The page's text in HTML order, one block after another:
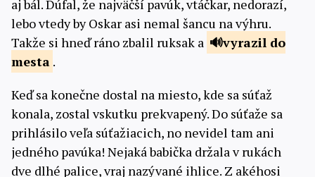
aj bál. Dúfal, že najväčší pavúk, vtáčkar, nedorazí,
lebo vtedy by Oskar asi nemal šancu na výhru.
Takže si hneď ráno zbalil ruksak a
vyrazil do
mesta .
Keď sa konečne dostal na miesto, kde sa súťaž
konala, zostal vskutku prekvapený. Do súťaže sa
prihlásilo veľa súťažiacich, no nevidel tam ani
jedného pavúka! Nejaká babička držala v rukách
dve dlhé palice, vraj nazývané ihlice. Z akéhosi